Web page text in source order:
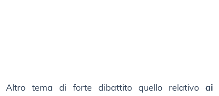
Altro tema di forte dibattito quello relativo ai